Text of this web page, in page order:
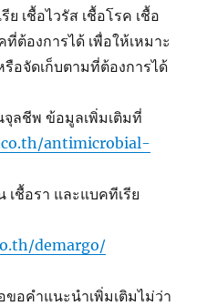
เชื้อไวรัส เชื้อโรค เชื้อ
ต้องการได้ เพื่อให้เหมาะ
อจัดเก็บตามที่ต้องการได้
ลชีพ ข้อมูลเพิ่มเติมที่
antimicrobial-
ชื้อรา และแบคทีเรีย
demargo/
อคำแนะนำเพิ่มเติมไม่ว่า